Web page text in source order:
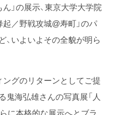
」の展示、東京大学大学院
／野戦攻城@寿町」のパ
、いよいよその全貌が明ら
ングのリターンとしてご提
海弘雄さんの写真展「人